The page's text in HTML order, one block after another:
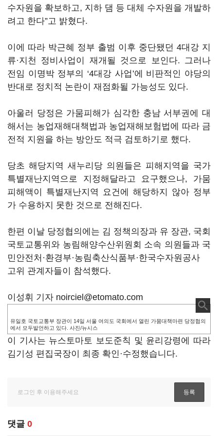
수자원을 확보하고, 지하 댐 등 대체 수자원을 개발하
려고 한다”고 밝혔다.
이에 따라 박근혜 정부 출범 이후 중단됐던 4대강 지
류·지천 정비사업이 재개될 것으로 보인다. 그러나
전임 이명박 정부의 ‘4대강 사업’에 비판적인 야당의
반대로 정치적 논란이 재점화될 가능성도 있다.
아울러 당정은 가뭄피해가 심각한 충남 서부권에 대
해서는 농업재해대책법과 농업재해보험법에 따라 금
전적 지원을 하는 방안도 적극 검토하기로 했다.
당초 해당지역 새누리당 의원들은 피해지역을 국가
특별재난지역으로 지정해달라고 요구했으나, 가뭄
피해액이 특별재난지역 요건에 해당하지 않아 정부
가 수용하지 못한 것으로 전해진다.
한편 이날 당정협의에는 김 정책의장과 유 장관, 국회
국토교통위와 농림해양수산위원회 소속 의원들과 국
민안전처·환경부·농림축산식품부·한국수자원공사
고위 관계자들이 참석했다.
이성휘 기자 noirciel@etomato.com
유일호 국토교통부 장관이 14일 서울 여의도 국회에서 열린 가뭄대책마련 당정협의
에서 모두발언하고 있다. 사진/뉴시스
이 기사는 뉴스토마토 보도준칙 및 윤리강령에 따라
김기성 편집국장이 최종 확인·수정했습니다.
댓글 0